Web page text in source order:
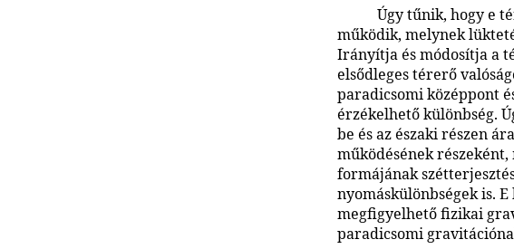
Úgy tűnik, hogy e
működik, melynek
Irányítja és módosítja a
elsődleges térerő
paradicsomi középpont
érzékelhető különbség.
be és az északi részen
működésének
formájának
nyomáskülönbségek is.
megfigyelhető fizikai
paradicsomi